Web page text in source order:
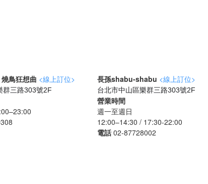
鳥狂想曲 <線上訂位>
群三路303號2F
長孫shabu-shabu <線上訂位>
台北市中山區樂群三路303號2F
營業時間
週一至週日
12:00–14:30 / 17:30-22:00
電話02-87728002